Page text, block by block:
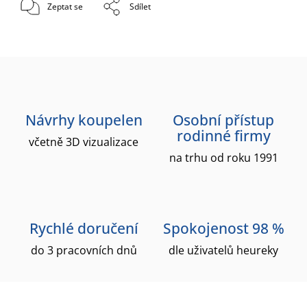
Zeptat se Sdílet
Návrhy koupelen
včetně 3D vizualizace
Osobní přístup
rodinné firmy
na trhu od roku 1991
Rychlé doručení
do 3 pracovních dnů
Spokojenost 98 %
dle uživatelů heureky